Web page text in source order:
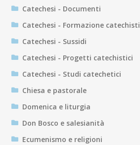
Catechesi - Documenti
Catechesi - Formazione catechisti
Catechesi - Sussidi
Catechesi - Progetti catechistici
Catechesi - Studi catechetici
Chiesa e pastorale
Domenica e liturgia
Don Bosco e salesianità
Ecumenismo e religioni